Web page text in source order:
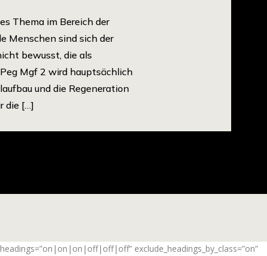
Thema im Bereich der
Menschen sind sich der
bewusst, die als
Mgf 2 wird hauptsächlich
und die Regeneration
die […]
exclude_headings_by_class=”on”